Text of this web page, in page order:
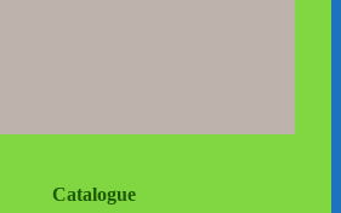
Catalogue